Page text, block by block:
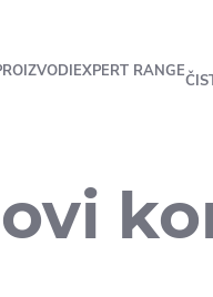
EXPERT RANGE